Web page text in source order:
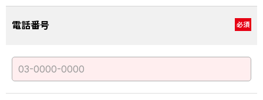
電話番号 必須